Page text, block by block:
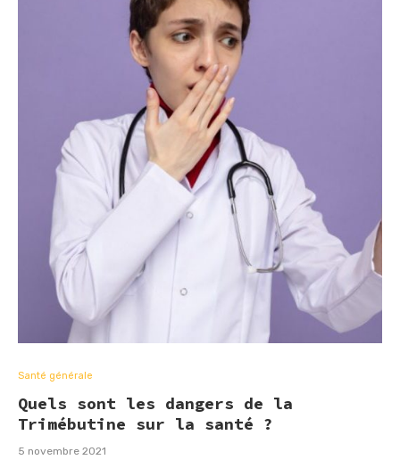
Santé générale
Quels sont les dangers de la
Trimébutine sur la santé ?
5 novembre 2021